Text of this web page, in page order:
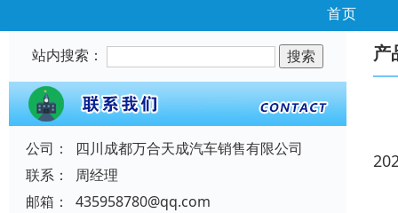
首页
站内搜索：
公司：
四川成都万合天成汽车销售有限公司
联系：
周经理
邮箱：
435958780@qq.com
产